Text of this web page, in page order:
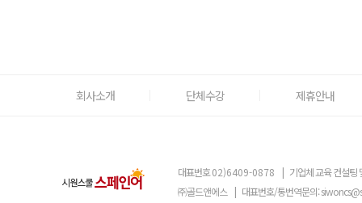
회사소개 단체수강 제휴안내
대표번호02)6409-0878 | 기업체 교육 컨설팅
㈜골드앤에스 | 대표번호/통번역문의: